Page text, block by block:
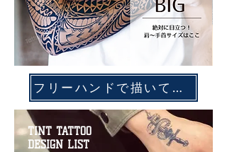
フリーハンドで描いて楽しめるタイプはこちらから▼
TINT TATTOO
DESIGN LIST